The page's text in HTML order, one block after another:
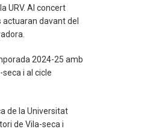
URV. Al concert
davant del
2024-25 amb
seca i al cicle
de la Universitat
de Vila-seca i